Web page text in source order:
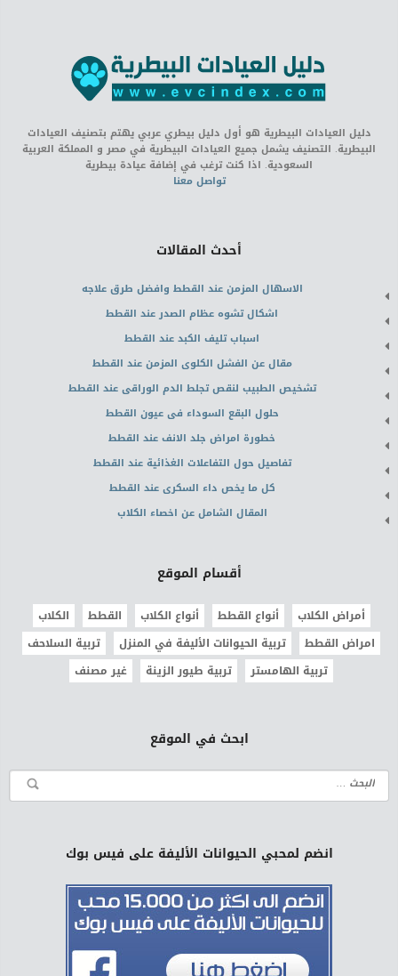
دليل العيادات البيطرية هو أول دليل بيطري عربي يهتم بتصنيف العيادات
البيطرية. التصنيف يشمل جميع العيادات البيطرية في مصر و المملكة العربية
السعودية. اذا كنت ترغب في إضافة عيادة بيطرية
تواصل معنا
أحدث المقالات
الاسهال المزمن عند القطط وافضل طرق علاجه
اشكال تشوه عظام الصدر عند القطط
اسباب تليف الكبد عند القطط
مقال عن الفشل الكلوى المزمن عند القطط
تشخيص الطبيب لنقص تجلط الدم الوراقى عند القطط
حلول البقع السوداء فى عيون القطط
خطورة امراض جلد الانف عند القطط
تفاصيل حول التفاعلات الغذائية عند القطط
كل ما يخص داء السكرى عند القطط
المقال الشامل عن اخصاء الكلاب
أقسام الموقع
أمراض الكلاب أنواع القطط أنواع الكلاب القطط
الكلاب
امراض القطط
تربية الحيوانات الأليفة في المنزل
تربية السلاحف
تربية الهامستر
تربية طيور الزينة غير مصنف
ابحث في الموقع
انضم لمحبي الحيوانات الأليفة على فيس بوك